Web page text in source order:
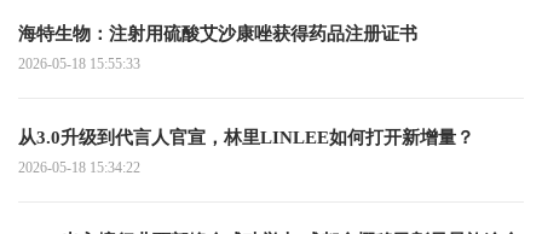
海特生物：注射用硫酸艾沙康唑获得药品注册证书
2026-05-18 15:55:33
从3.0升级到代言人官宣，林里LINLEE如何打开新增量？
2026-05-18 15:34:22